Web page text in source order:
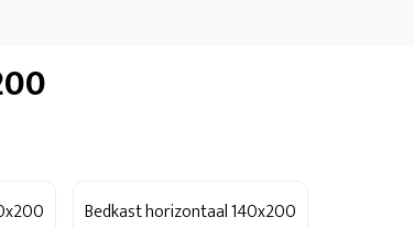
Bedkast horizontaal 140x200